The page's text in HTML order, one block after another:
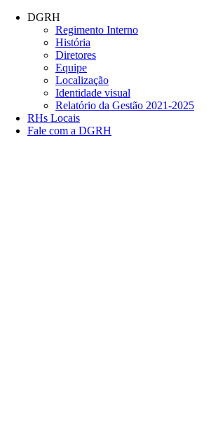
Conteúdo principal
DGRH
Regimento Interno
História
Diretores
Equipe
Localização
Identidade visual
Relatório da Gestão 2021-2025
RHs Locais
Fale com a DGRH